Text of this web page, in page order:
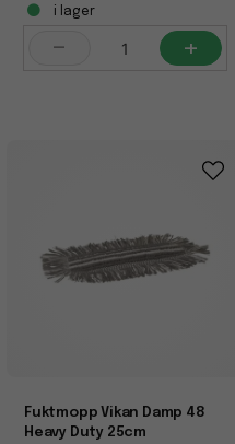
i lager
- +
Fuktmopp Vikan Damp 48
Heavy Duty 25cm